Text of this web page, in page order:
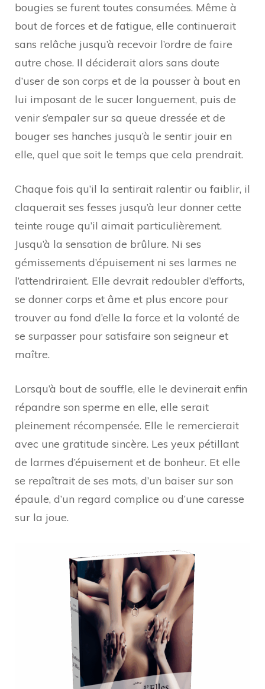
bougies se furent toutes consumées. Même à
bout de forces et de fatigue, elle continuerait
sans relâche jusqu’à recevoir l’ordre de faire
autre chose. Il déciderait alors sans doute
d’user de son corps et de la pousser à bout en
lui imposant de le sucer longuement, puis de
venir s’empaler sur sa queue dressée et de
bouger ses hanches jusqu’à le sentir jouir en
elle, quel que soit le temps que cela prendrait.
Chaque fois qu’il la sentirait ralentir ou faiblir, il
claquerait ses fesses jusqu’à leur donner cette
teinte rouge qu’il aimait particulièrement.
Jusqu’à la sensation de brûlure. Ni ses
gémissements d’épuisement ni ses larmes ne
l’attendriraient. Elle devrait redoubler d’efforts,
se donner corps et âme et plus encore pour
trouver au fond d’elle la force et la volonté de
se surpasser pour satisfaire son seigneur et
maître.
Lorsqu’à bout de souffle, elle le devinerait enfin
répandre son sperme en elle, elle serait
pleinement récompensée. Elle le remercierait
avec une gratitude sincère. Les yeux pétillant
de larmes d’épuisement et de bonheur. Et elle
se repaîtrait de ses mots, d’un baiser sur son
épaule, d’un regard complice ou d’une caresse
sur la joue.